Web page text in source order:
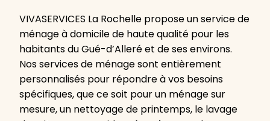
VIVASERVICES La Rochelle propose un service de
ménage à domicile de haute qualité pour les
habitants du Gué-d’Alleré et de ses environs.
Nos services de ménage sont entièrement
personnalisés pour répondre à vos besoins
spécifiques, que ce soit pour un ménage sur
mesure, un nettoyage de printemps, le lavage